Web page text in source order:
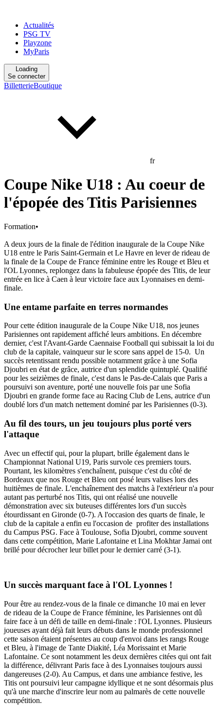
Actualités
PSG TV
Playzone
MyParis
Loading
Se connecter
BilletterieBoutique
fr
Coupe Nike U18 : Au coeur de
l'épopée des Titis Parisiennes
Formation•
A deux jours de la finale de l'édition inaugurale de la Coupe Nike
U18 entre le Paris Saint-Germain et Le Havre en lever de rideau de
la finale de la Coupe de France féminine entre les Rouge et Bleu et
l'OL Lyonnes, replongez dans la fabuleuse épopée des Titis, de leur
entrée en lice à Caen à leur victoire face aux Lyonnaises en demi-
finale.
Une entame parfaite en terres normandes
Pour cette édition inaugurale de la Coupe Nike U18, nos jeunes
Parisiennes ont rapidement affiché leurs ambitions. En décembre
dernier, c'est l'Avant-Garde Caennaise Football qui subissait la loi du
club de la capitale, vainqueur sur le score sans appel de 15-0. Un
succès retentissant rendu possible notamment grâce à une Sofia
Djoubri en état de grâce, autrice d'un splendide quintuplé. Qualifié
pour les seizièmes de finale, c'est dans le Pas-de-Calais que Paris a
poursuivi son aventure, porté une nouvelle fois par une Sofia
Djoubri en grande forme face au Racing Club de Lens, autrice d'un
doublé lors d'un match nettement dominé par les Parisiennes (0-3).
Au fil des tours, un jeu toujours plus porté vers
l'attaque
Avec un effectif qui, pour la plupart, brille également dans le
Championnat National U19, Paris survole ces premiers tours.
Pourtant, les kilomètres s'enchaînent, puisque c'est du côté de
Bordeaux que nos Rouge et Bleu ont posé leurs valises lors des
huitièmes de finale. L'enchaînement des matchs à l'extérieur n'a pour
autant pas perturbé nos Titis, qui ont réalisé une nouvelle
démonstration avec six buteuses différentes lors d'un succès
étourdissant en Gironde (0-7). A l'occasion des quarts de finale, le
club de la capitale a enfin eu l'occasion de profiter des installations
du Campus PSG. Face à Toulouse, Sofia Djoubri, comme souvent
dans cette compétition, Marie Lafontaine et Lina Mokhtar Jamai ont
brillé pour décrocher leur billet pour le dernier carré (3-1).
Un succès marquant face à l'OL Lyonnes !
Pour être au rendez-vous de la finale ce dimanche 10 mai en lever
de rideau de la Coupe de France féminine, les Parisiennes ont dû
faire face à un défi de taille en demi-finale : l'OL Lyonnes. Plusieurs
joueuses ayant déjà fait leurs débuts dans le monde professionnel
cette saison étaient présentes au coup d'envoi dans les rangs Rouge
et Bleu, à l'image de Tante Diakité, Léa Morissaint et Marie
Lafontaine. Ce sont notamment les deux dernières citées qui ont fait
la différence, délivrant Paris face à des Lyonnaises toujours aussi
dangereuses (2-0). Au Campus, et dans une ambiance festive, les
Titis ont poursuivi leur campagne idyllique et ne sont désormais plus
qu'à une marche d'inscrire leur nom au palmarès de cette nouvelle
compétition.